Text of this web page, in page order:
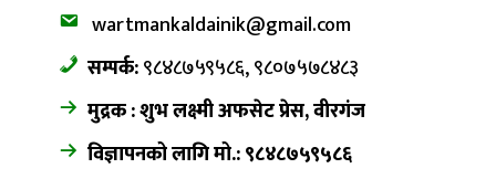
wartmankaldainik@gmail.com
सम्पर्क:९८४८७५९५८६, ९८०७५७८४८३
मुद्रक : शुभ लक्ष्मी अफसेट प्रेस, वीरगंज
विज्ञापनको लागि मो.: ९८४८७५९५८६